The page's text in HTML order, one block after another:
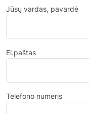
Jūsų vardas, pavardė
El.paštas
Telefono numeris